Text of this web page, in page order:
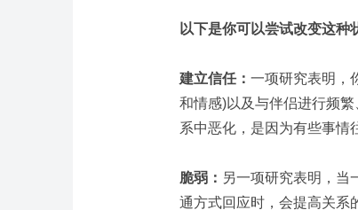
以下是你可以尝试改变这种
建立信任： 一项研究表明，
和情感)以及与伴侣进行频
系中恶化，是因为有些事情
脆弱： 另一项研究表明，当
通方式回应时，会提高关系